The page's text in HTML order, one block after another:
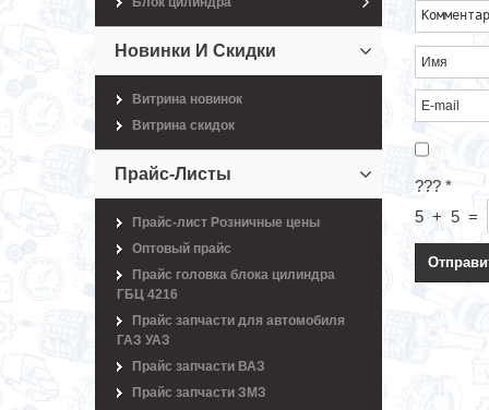
???*
5 + 5 =
Новинки И Скидки
Витрина новинок
Витрина скидок
Прайс-Листы
Прайс-лист Розничные цены
Оптовый прайс
Прайс головка блока цилиндра
ГБЦ 4216
Прайс запчасти для автомобиля
ГАЗ УАЗ
Прайс запчасти ВАЗ
Прайс запчасти ЗМЗ